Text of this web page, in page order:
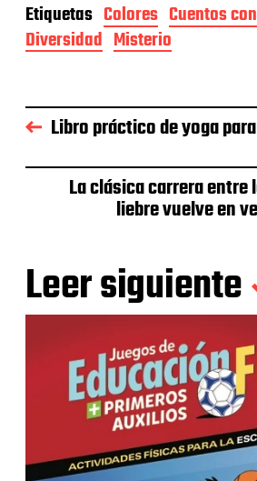
Etiquetas Colores Cuentos
Diversidad Misterio
Libro práctico de yoga
La clásica carrera entre
liebre vuelve en
Leer siguiente